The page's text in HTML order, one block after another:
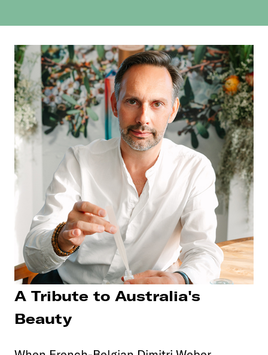
A Tribute to Australia's
Beauty